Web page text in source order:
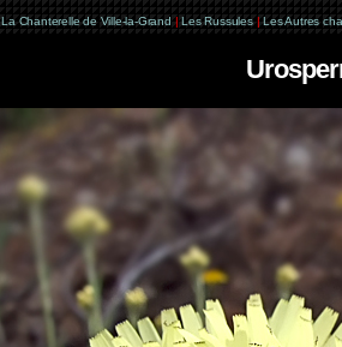
La Chanterelle de Ville-la-Grand | Les Russules | Les Autres